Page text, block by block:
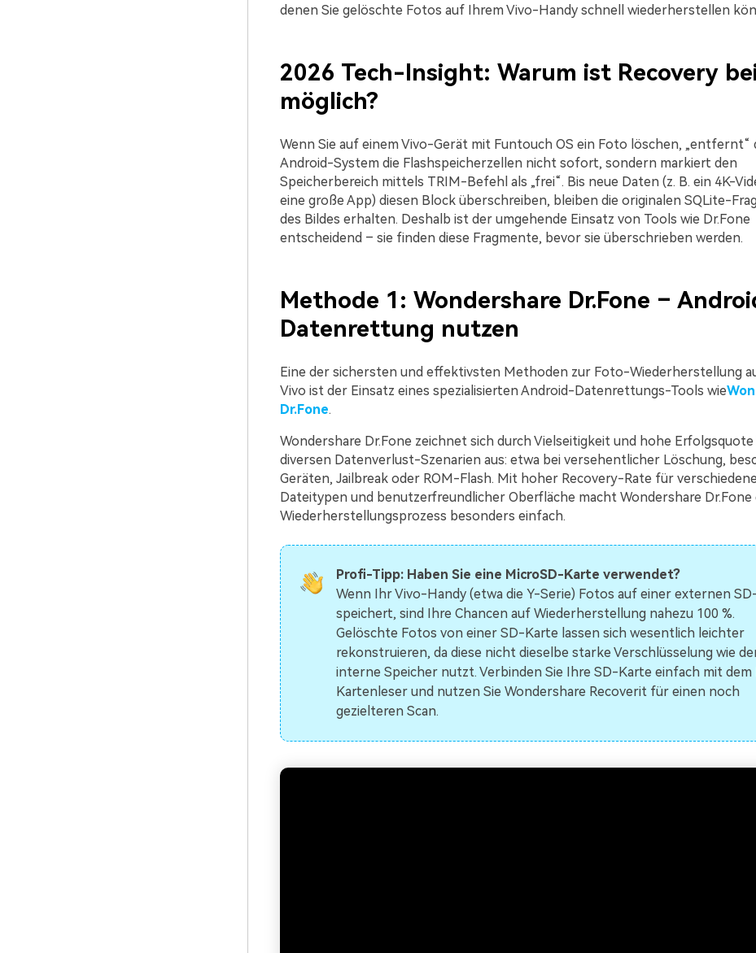
denen Sie gelöschte Fotos auf Ihrem Vivo-Handy schnell wiederherstellen
2026 Tech-Insight: Warum ist Recovery
möglich?
Wenn Sie auf einem Vivo-Gerät mit Funtouch OS ein Foto löschen, „entfernt“
Android-System die Flashspeicherzellen nicht sofort, sondern markiert den
Speicherbereich mittels TRIM-Befehl als „frei“. Bis neue Daten (z. B. ein 4K-
eine große App) diesen Block überschreiben, bleiben die originalen SQLite-
des Bildes erhalten. Deshalb ist der umgehende Einsatz von Tools wie Dr.Fone
entscheidend – sie finden diese Fragmente, bevor sie überschrieben werden.
Methode 1: Wondershare Dr.Fone –
Datenrettung nutzen
Eine der sichersten und effektivsten Methoden zur Foto-Wiederherstellung
Vivo ist der Einsatz eines spezialisierten Android-Datenrettungs-Tools wie
Dr.Fone.
Wondershare Dr.Fone zeichnet sich durch Vielseitigkeit und hohe Erfolgsquote
diversen Datenverlust-Szenarien aus: etwa bei versehentlicher Löschung,
Geräten, Jailbreak oder ROM-Flash. Mit hoher Recovery-Rate für verschiedene
Dateitypen und benutzerfreundlicher Oberfläche macht Wondershare Dr.Fone
Wiederherstellungsprozess besonders einfach.
Profi-Tipp: Haben Sie eine MicroSD-Karte verwendet?
Wenn Ihr Vivo-Handy (etwa die Y-Serie) Fotos auf einer externen
speichert, sind Ihre Chancen auf Wiederherstellung nahezu 100 %.
Gelöschte Fotos von einer SD-Karte lassen sich wesentlich leichter
rekonstruieren, da diese nicht dieselbe starke Verschlüsselung wie
interne Speicher nutzt. Verbinden Sie Ihre SD-Karte einfach mit dem
Kartenleser und nutzen Sie Wondershare Recoverit für einen noch
gezielteren Scan.